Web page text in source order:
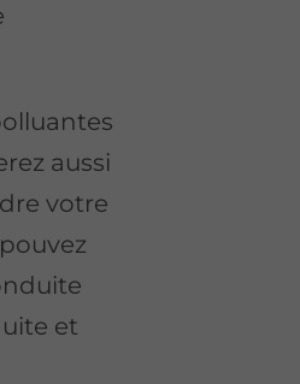
aussi
votre
et